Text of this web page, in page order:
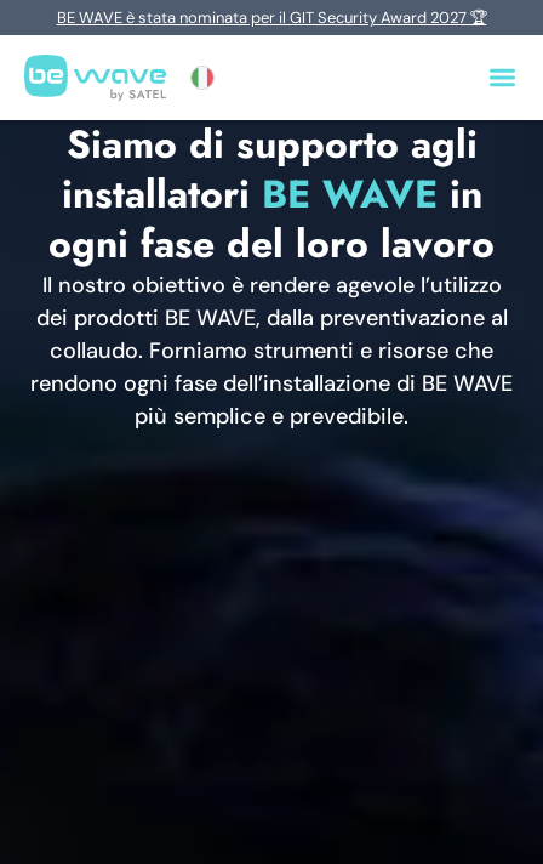
BE WAVE è stata nominata per il GIT Security Award 2027 🏆
Siamo di supporto agli
installatori BE WAVE in
ogni fase del loro lavoro
Il nostro obiettivo è rendere agevole l’utilizzo
dei prodotti BE WAVE, dalla preventivazione al
collaudo. Forniamo strumenti e risorse che
rendono ogni fase dell’installazione di BE WAVE
più semplice e prevedibile.